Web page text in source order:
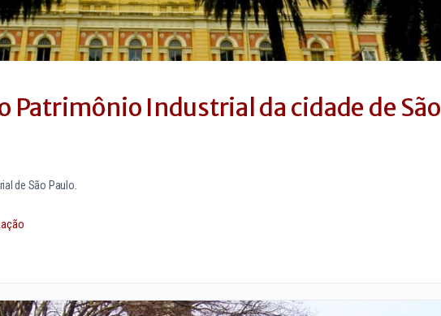
Patrimônio Industrial da cidade de São
de São Paulo.